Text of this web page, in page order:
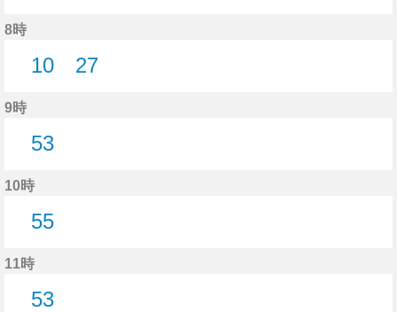
8時
10
27
9時
53
10時
55
11時
53